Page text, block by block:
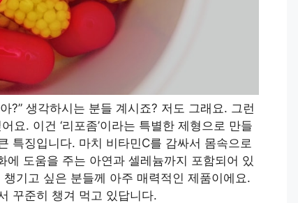
?” 생각하시는 분들 계시죠? 저도 그래요. 그런
요. 이건 ‘리포좀’이라는 특별한 제형으로 만들
특징입니다. 마치 비타민C를 감싸서 몸속으로
도움을 주는 아연과 셀레늄까지 포함되어 있
기고 싶은 분들께 아주 매력적인 제품이에요.
꾸준히 챙겨 먹고 있답니다.